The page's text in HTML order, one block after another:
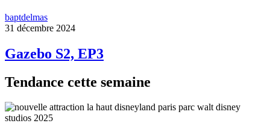
baptdelmas
31 décembre 2024
Gazebo S2, EP3
Tendance cette semaine